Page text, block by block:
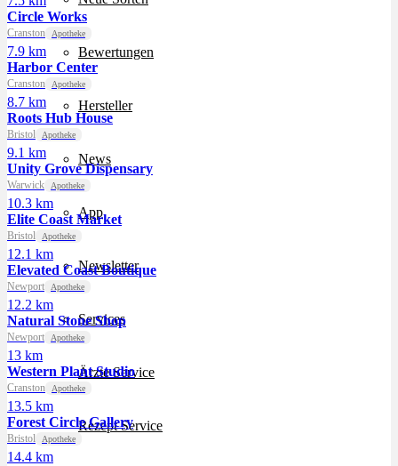
Bewertungen
Hersteller
News
App
Newsletter
Services
Ärzte Service
Rezept Service
Circle Works
Cranston Apotheke
7.9 km
Harbor Center
Cranston Apotheke
8.7 km
Roots Hub House
Bristol Apotheke
9.1 km
Unity Grove Dispensary
Warwick Apotheke
10.3 km
Elite Coast Market
Bristol Apotheke
12.1 km
Elevated Coast Boutique
Newport Apotheke
12.2 km
Natural Stone Shop
Newport Apotheke
13 km
Western Plant Studio
Cranston Apotheke
13.5 km
Forest Circle Gallery
Bristol Apotheke
14.4 km